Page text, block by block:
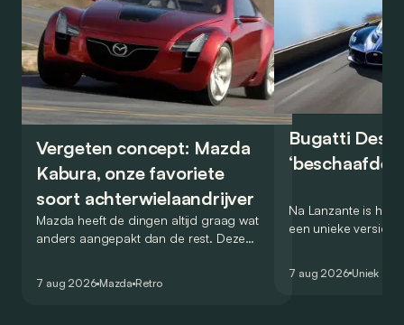
Vergeten concept: Mazda
Kabura, onze favoriete
soort achterwielaandrijver
Mazda heeft de dingen altijd graag wat
anders aangepakt dan de rest. Deze
7 aug 2026 Mazda Retro
Bugatti
‘beschaafde’
Na Lanzante is het
een unieke versie
7 aug 2026 Uniek